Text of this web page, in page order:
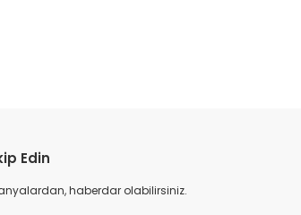
Edin
haberdar olabilirsiniz.